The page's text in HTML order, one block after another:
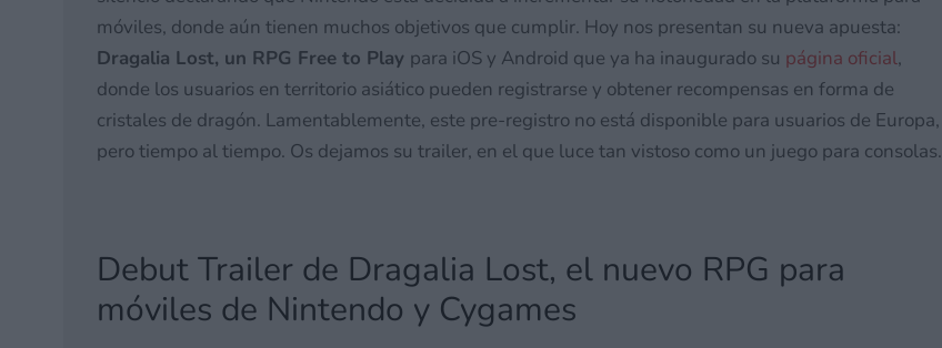
móviles, donde aún tienen muchos objetivos que cumplir. Hoy nos presentan su nueva apuesta:
Dragalia Lost, un RPG Free to Play para iOS y Android que ya ha inaugurado su página oficial,
donde los usuarios en territorio asiático pueden registrarse y obtener recompensas en forma de
cristales de dragón. Lamentablemente, este pre-registro no está disponible para usuarios de Europa,
pero tiempo al tiempo. Os dejamos su trailer, en el que luce tan vistoso como un juego para consolas.
Debut Trailer de Dragalia Lost, el nuevo RPG para
móviles de Nintendo y Cygames